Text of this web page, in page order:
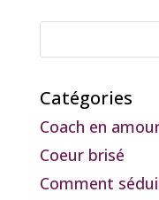
Catégories
Coach en
Coeur brisé
Comment